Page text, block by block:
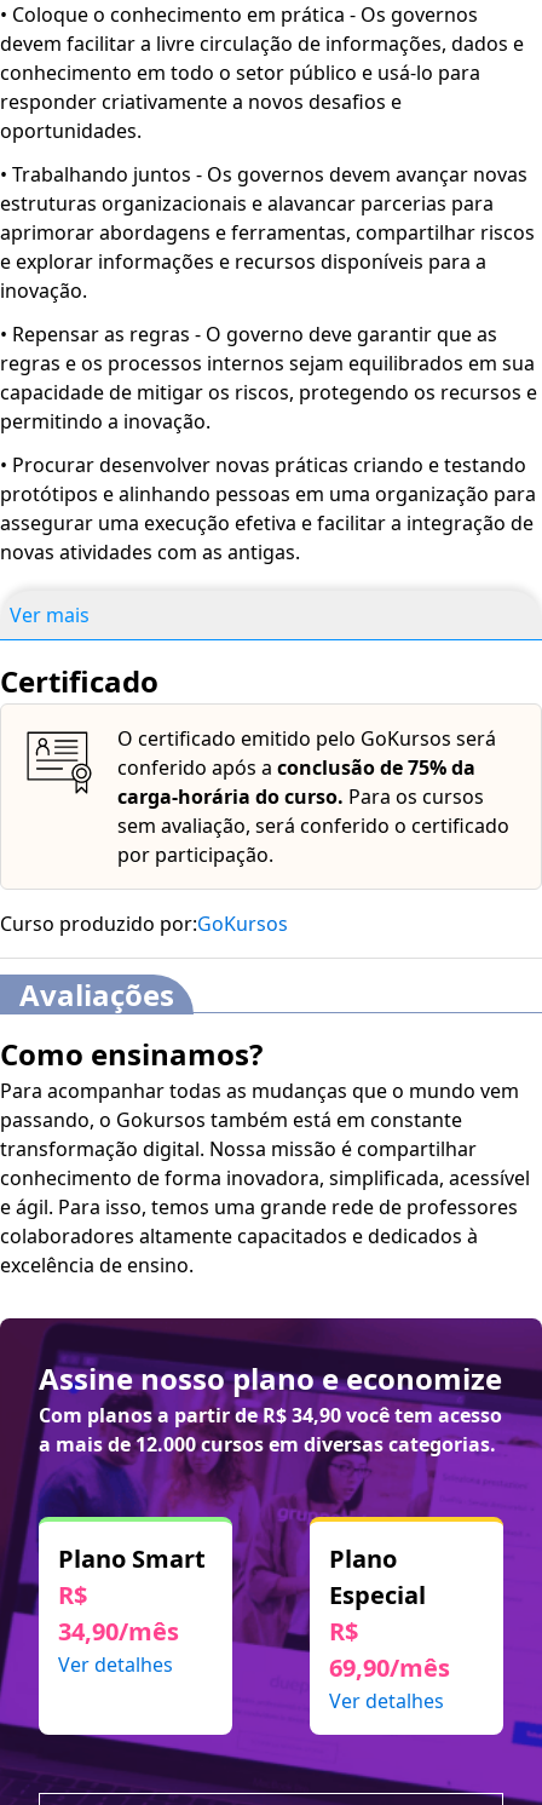
• Coloque o conhecimento em prática - Os governos
devem facilitar a livre circulação de informações, dados e
conhecimento em todo o setor público e usá-lo para
responder criativamente a novos desafios e
oportunidades.
• Trabalhando juntos - Os governos devem avançar novas
estruturas organizacionais e alavancar parcerias para
aprimorar abordagens e ferramentas, compartilhar riscos
e explorar informações e recursos disponíveis para a
inovação.
• Repensar as regras - O governo deve garantir que as
regras e os processos internos sejam equilibrados em sua
capacidade de mitigar os riscos, protegendo os recursos e
permitindo a inovação.
• Procurar desenvolver novas práticas criando e testando
protótipos e alinhando pessoas em uma organização para
assegurar uma execução efetiva e facilitar a integração de
novas atividades com as antigas.
Ver mais
Certificado
O certificado emitido pelo GoKursos será
conferido após a conclusão de 75% da
carga-horária do curso. Para os cursos
sem avaliação, será conferido o certificado
por participação.
Curso produzido por:GoKursos
Avaliações
Como ensinamos?
Para acompanhar todas as mudanças que o mundo vem
passando, o Gokursos também está em constante
transformação digital. Nossa missão é compartilhar
conhecimento de forma inovadora, simplificada, acessível
e ágil. Para isso, temos uma grande rede de professores
colaboradores altamente capacitados e dedicados à
excelência de ensino.
Assine nosso plano e economize
Com planos a partir deR$ 34,90você tem acesso
a mais de 12.000 cursos em diversas categorias.
Plano Smart
R$
34,90/mês
Ver detalhes
Plano
Especial
R$
69,90/mês
Ver detalhes